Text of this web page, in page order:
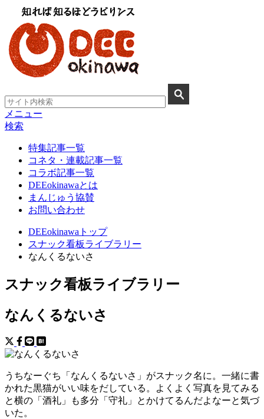
メニュー
検索
特集記事一覧
コネタ・連載記事一覧
コラボ記事一覧
DEEokinawaとは
まんじゅう協賛
お問い合わせ
DEEokinawaトップ
スナック看板ライブラリー
なんくるないさ
スナック看板ライブラリー
なんくるないさ
うちなーぐち「なんくるないさ」がスナック名に。一緒に書
かれた黒猫がいい味をだしている。よくよく写真を見てみる
と横の「酒礼」も多分「守礼」とかけてるんだよなーと気づ
いた。